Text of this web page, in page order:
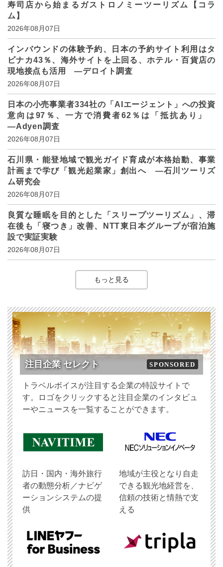
寿司店から始まるガストロノミーツーリズム【コラ
ム】
2026年08月07日
インバウンドの体験予約、日本の予約サイト利用はタ
ビナカ43％、海外サイトを上回る、ホテル・百貨店の
現地接点も活用 ―デロイト調査
2026年08月07日
日本の小売事業者334社の「AIエージェント」への投資
意向は97％、一方で消費者62％は「抵抗あり」
―Adyen調査
2026年08月07日
石川県・能登地域で観光ガイド育成が本格始動、事業
計画まで学び「観光起業家」創出へ ―石川ツーリズ
ム研究会
2026年08月07日
良質な睡眠を目的とした「スリープツーリズム」、滞
在後も「寝つき」改善、NTT東日本グループが宿泊施
設で実証実験
2026年08月07日
もっと見る
注目企業 セレクト SPONSORED
トラベルボイスが注目する企業の特設サイトで
す。ロゴをクリックすると注目企業のインタビュ
ーやニュースを一覧することができます。
訪日・国内・海外旅行
者の動態分析／ナビゲ
ーションシステムの提
供
地域が主役となり自走
できる観光地経営を、
信頼の技術と情熱で支
える